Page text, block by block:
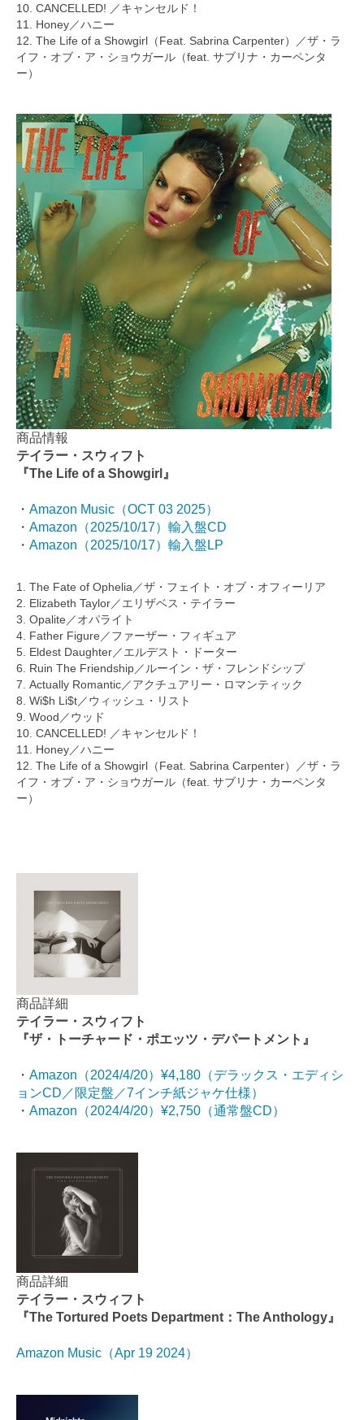
10. CANCELLED! ／キャンセルド！
11. Honey／ハニー
12. The Life of a Showgirl（Feat. Sabrina Carpenter）／ザ・ラ
イフ・オブ・ア・ショウガール（feat. サブリナ・カーペンタ
ー）
商品情報
テイラー・スウィフト
『The Life of a Showgirl』
・ Amazon Music（OCT 03 2025）
・ Amazon（2025/10/17）輸入盤CD
・ Amazon（2025/10/17）輸入盤LP
1. The Fate of Ophelia／ザ・フェイト・オブ・オフィーリア
2. Elizabeth Taylor／エリザベス・テイラー
3. Opalite／オパライト
4. Father Figure／ファーザー・フィギュア
5. Eldest Daughter／エルデスト・ドーター
6. Ruin The Friendship／ルーイン・ザ・フレンドシップ
7. Actually Romantic／アクチュアリー・ロマンティック
8. Wi$h Li$t／ウィッシュ・リスト
9. Wood／ウッド
10. CANCELLED! ／キャンセルド！
11. Honey／ハニー
12. The Life of a Showgirl（Feat. Sabrina Carpenter）／ザ・ラ
イフ・オブ・ア・ショウガール（feat. サブリナ・カーペンタ
ー）
商品詳細
テイラー・スウィフト
『ザ・トーチャード・ポエッツ・デパートメント』
・ Amazon（2024/4/20）¥4,180（デラックス・エディシ
ョンCD／限定盤／7インチ紙ジャケ仕様）
・ Amazon（2024/4/20）¥2,750（通常盤CD）
商品詳細
テイラー・スウィフト
『The Tortured Poets Department：The Anthology』
Amazon Music（Apr 19 2024）